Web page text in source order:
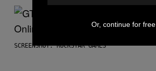
SCREENSHOT: ROCKSTAR GAMES
Or, continue for free